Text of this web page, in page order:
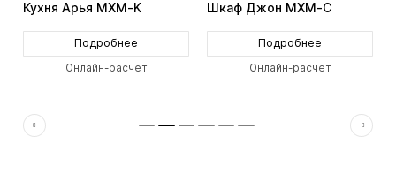
Кухня Арья MXM-K
Подробнее
Онлайн-расчёт
Шкаф Джон MXM-C
Подробнее
Онлайн-расчёт